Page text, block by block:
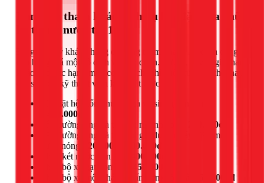
Bảng giá tham khảo dịch vụ lắp đặt, sửa chữa
hệ thống nước tại 1Fix
Để giúp quý khách hàng dễ dàng tham khảo, 1Fix xin cung
cấp bảng giá một số dịch vụ liên quan. Lưu ý, đây là giá tham
khảo cho các hạng mục cơ bản, chi phí cuối cùng có thể thay
đổi sau khi kỹ thuật viên khảo sát thực tế.
Lắp đặt hệ thống nước nhà vệ sinh (trọn gói):
1.400.000đ
Lắp đường ống và thiết bị rửa nhà bếp:
200.000đ
Lắp đường ống và thiết bị gia dụng (máy giặt, máy
nước nóng):
200.000 - 600.000đ
Thay két nước bồn cầu:
400.000đ
Thay bộ xả gạt bồn cầu:
450.000đ
Thay bộ xả một nhấn (nhấn đơn) bồn cầu:
550.000đ